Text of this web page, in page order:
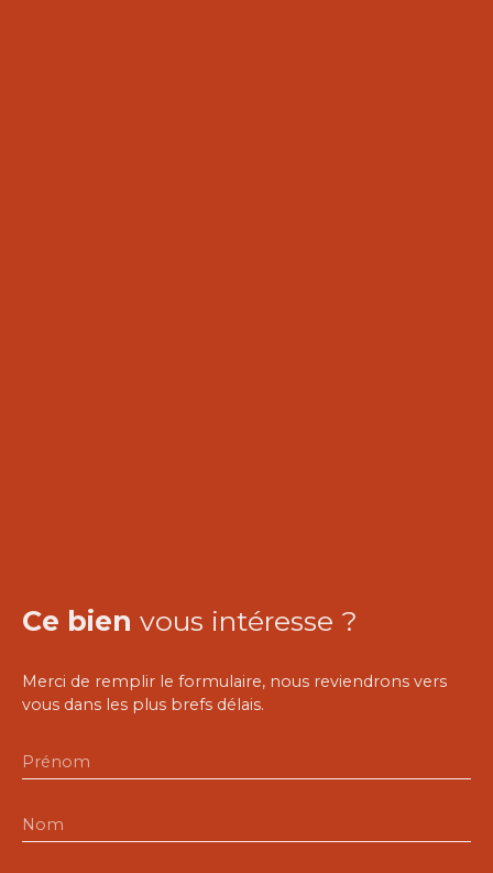
Ce bien vous intéresse ?
Merci de remplir le formulaire, nous reviendrons vers
vous dans les plus brefs délais.
Prénom
Nom